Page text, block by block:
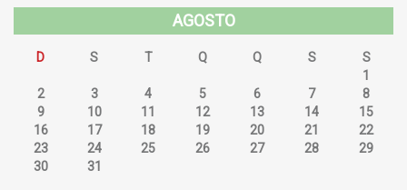
AGOSTO
D S T Q Q S
S
1
2
3 4 5 6 7
8
9
10 11 12 13 14
15
16
17 18 19 20 21
22
23
24 25 26 27 28
29
30
31